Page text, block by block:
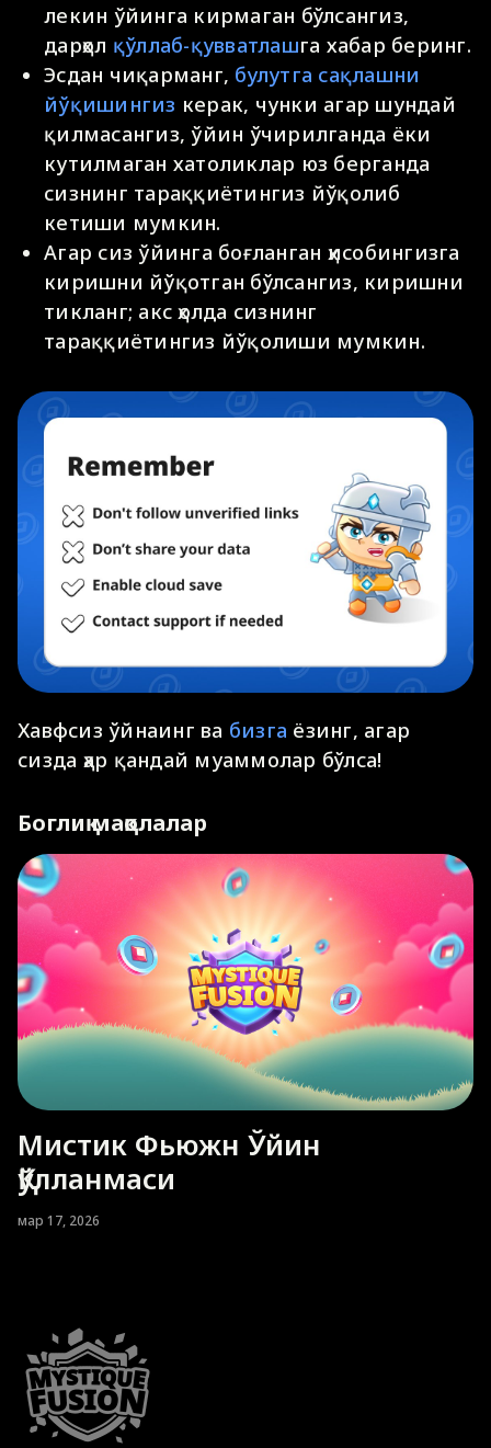
лекин ўйинга кирмаган бўлсангиз,
дарҳол қўллаб-қувватлашга хабар беринг.
Эсдан чиқарманг, булутга сақлашни
йўқишингиз керак, чунки агар шундай
қилмасангиз, ўйин ўчирилганда ёки
кутилмаган хатоликлар юз берганда
сизнинг тараққиётингиз йўқолиб
кетиши мумкин.
Агар сиз ўйинга боғланган ҳисобингизга
киришни йўқотган бўлсангиз, киришни
тикланг; акс ҳолда сизнинг
тараққиётингиз йўқолиши мумкин.
Хавфсиз ўйнаинг ва бизга ёзинг, агар
сизда ҳар қандай муаммолар бўлса!
Боглиқ мақолалар
Мистик Фьюжн Ўйин
Қўлланмаси
мар 17, 2026